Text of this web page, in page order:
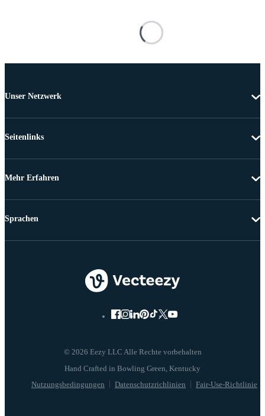
Unser Netzwerk
Seitenlinks
Mehr Erfahren
© 2026 Eezy LLC Alle Rechte vorbehalten
Nutzungsbedingungen Datenschutzrichlinien Fair-Use-Richtlinie
Sprachen